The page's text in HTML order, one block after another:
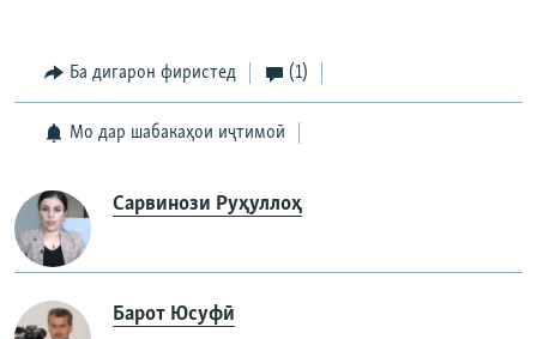
Ба дигарон фиристед (1)
Мо дар шабакаҳои иҷтимоӣ
Сарвинози Руҳуллоҳ
Барот Юсуфӣ